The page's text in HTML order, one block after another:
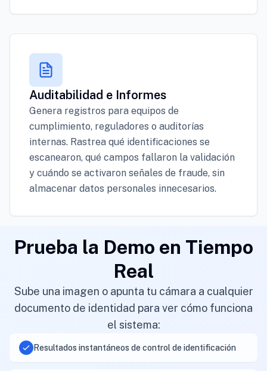
Auditabilidad e Informes
Genera registros para equipos de
cumplimiento, reguladores o auditorías
internas. Rastrea qué identificaciones se
escanearon, qué campos fallaron la validación
y cuándo se activaron señales de fraude, sin
almacenar datos personales innecesarios.
Prueba la Demo en Tiempo
Real
Sube una imagen o apunta tu cámara a cualquier
documento de identidad para ver cómo funciona
el sistema:
Resultados instantáneos de control de identificación